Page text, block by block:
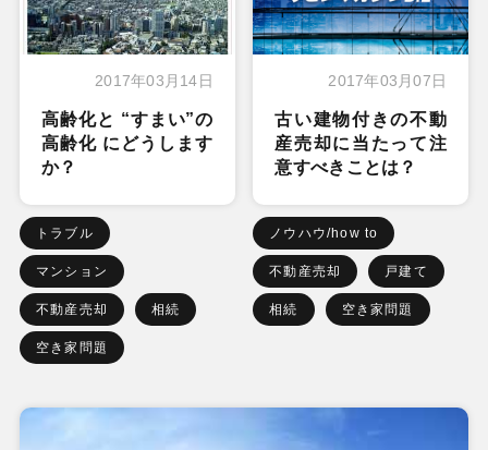
2017年03月14日
高齢化と “すまい”の
高齢化 にどうします
か？
トラブル
マンション
不動産売却 相続
空き家問題
2017年03月07日
古い建物付きの不動
産売却に当たって注
意すべきことは？
ノウハウ/how to
不動産売却 戸建て
相続 空き家問題